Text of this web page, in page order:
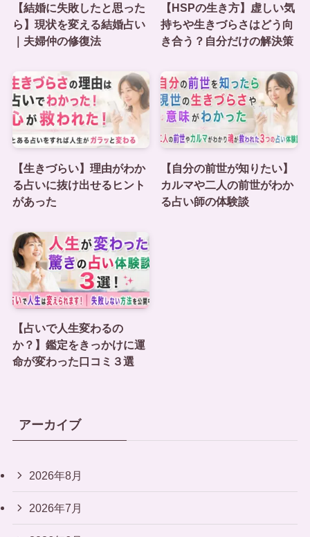
【結婚に失敗したと思った
ら】現状を変える結婚占い
｜夫婦仲の修復法
【HSPの生き方】虚しい気
持ちや生きづらさはどう向
き合う？自分だけの解決策
【生きづらい】理由がわか
る占いに抜け出せるヒント
があった
【自分の前世が知りたい】
カルマや二人の前世がわか
る占い師の体験談
【占いで人生変わるの
か？】鑑定をきっかけに運
命が変わった口コミ３選
アーカイブ
2026年8月
2026年7月